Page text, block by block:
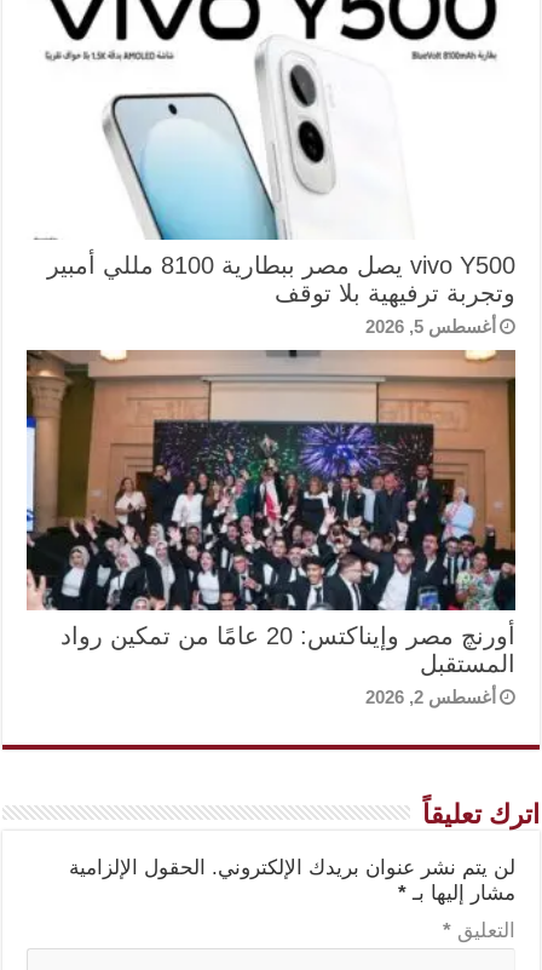
vivo Y500 يصل مصر ببطارية 8100 مللي أمبير
وتجربة ترفيهية بلا توقف
أغسطس 5, 2026
أورنچ مصر وإيناكتس: 20 عامًا من تمكين رواد
المستقبل
أغسطس 2, 2026
اترك تعليقاً
لن يتم نشر عنوان بريدك الإلكتروني.
الحقول الإلزامية
مشار إليها بـ *
التعليق *